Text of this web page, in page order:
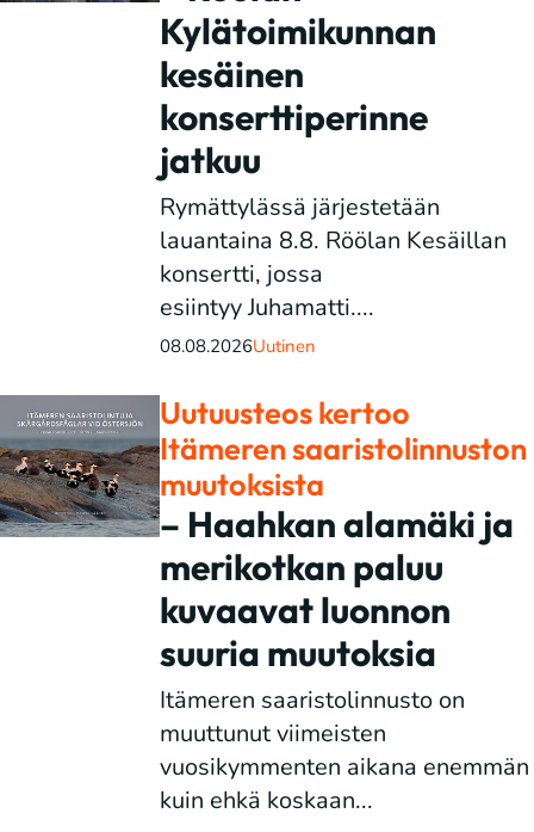
Kylätoimikunnan
kesäinen
konserttiperinne
jatkuu
Rymättylässä järjestetään
lauantaina 8.8. Röölan Kesäillan
konsertti, jossa
esiintyy Juhamatti....
08.08.2026Uutinen
Uutuusteos kertoo
Itämeren saaristolinnuston
muutoksista
– Haahkan alamäki ja
merikotkan paluu
kuvaavat luonnon
suuria muutoksia
Itämeren saaristolinnusto on
muuttunut viimeisten
vuosikymmenten aikana enemmän
kuin ehkä koskaan...